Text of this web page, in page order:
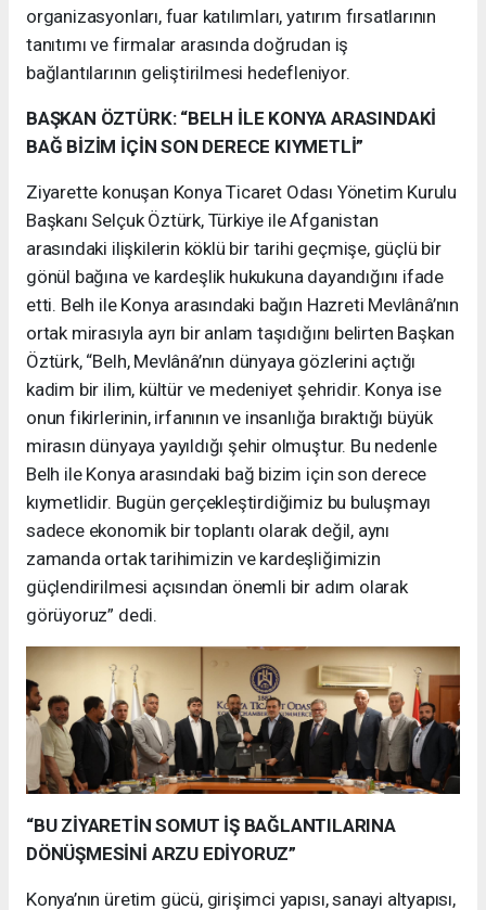
organizasyonları, fuar katılımları, yatırım fırsatlarının
tanıtımı ve firmalar arasında doğrudan iş
bağlantılarının geliştirilmesi hedefleniyor.
BAŞKAN ÖZTÜRK: “BELH İLE KONYA ARASINDAKİ
BAĞ BİZİM İÇİN SON DERECE KIYMETLİ”
Ziyarette konuşan Konya Ticaret Odası Yönetim Kurulu
Başkanı Selçuk Öztürk, Türkiye ile Afganistan
arasındaki ilişkilerin köklü bir tarihi geçmişe, güçlü bir
gönül bağına ve kardeşlik hukukuna dayandığını ifade
etti. Belh ile Konya arasındaki bağın Hazreti Mevlânâ’nın
ortak mirasıyla ayrı bir anlam taşıdığını belirten Başkan
Öztürk, “Belh, Mevlânâ’nın dünyaya gözlerini açtığı
kadim bir ilim, kültür ve medeniyet şehridir. Konya ise
onun fikirlerinin, irfanının ve insanlığa bıraktığı büyük
mirasın dünyaya yayıldığı şehir olmuştur. Bu nedenle
Belh ile Konya arasındaki bağ bizim için son derece
kıymetlidir. Bugün gerçekleştirdiğimiz bu buluşmayı
sadece ekonomik bir toplantı olarak değil, aynı
zamanda ortak tarihimizin ve kardeşliğimizin
güçlendirilmesi açısından önemli bir adım olarak
görüyoruz” dedi.
“BU ZİYARETİN SOMUT İŞ BAĞLANTILARINA
DÖNÜŞMESİNİ ARZU EDİYORUZ”
Konya’nın üretim gücü, girişimci yapısı, sanayi altyapısı,